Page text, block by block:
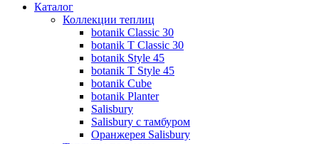
Каталог
Коллекции теплиц
botanik Classic 30
botanik T Classic 30
botanik Style 45
botanik Т Style 45
botanik Cube
botanik Planter
Salisbury
Salisbury с тамбуром
Оранжерея Salisbury